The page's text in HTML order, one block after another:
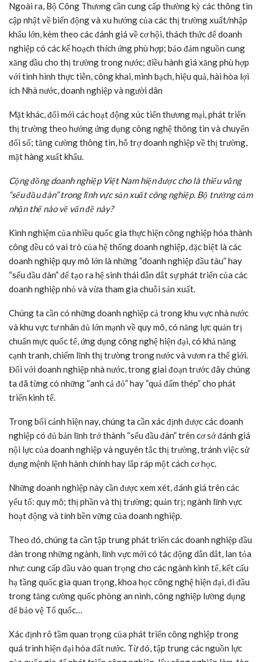
Ngoài ra, Bộ Công Thương cần cung cấp thường kỳ các thông tin
cập nhật về biến động và xu hướng của các thị trường xuất/nhập
khẩu lớn, kèm theo các đánh giá về cơ hội, thách thức để doanh
nghiệp có các kế hoạch thích ứng phù hợp; bảo đảm nguồn cung
xăng dầu cho thị trường trong nước; điều hành giá xăng phù hợp
với tình hình thực tiễn, công khai, minh bạch, hiệu quả, hài hòa lợi
ích Nhà nước, doanh nghiệp và người dân
Mặt khác, đổi mới các hoạt động xúc tiến thương mại, phát triển
thị trường theo hướng ứng dụng công nghệ thông tin và chuyển
đổi số; tăng cường thông tin, hỗ trợ doanh nghiệp về thị trường,
mặt hàng xuất khẩu.
Cộng đồng doanh nghiệp Việt Nam hiện được cho là thiếu vắng
“sếu đầu đàn” trong lĩnh vực sản xuất công nghiệp. Bộ trưởng cảm
nhận thế nào về vấn đề này?
Kinh nghiệm của nhiều quốc gia thực hiện công nghiệp hóa thành
công đều có vai trò của hệ thống doanh nghiệp, đặc biệt là các
doanh nghiệp quy mô lớn là những “doanh nghiệp đầu tàu” hay
“sếu đầu đàn” để tạo ra hệ sinh thái dẫn dắt sự phát triển của các
doanh nghiệp nhỏ và vừa tham gia chuỗi sản xuất.
Chúng ta cần có những doanh nghiệp cả trong khu vực nhà nước
và khu vực tư nhân đủ lớn mạnh về quy mô, có năng lực quản trị
chuẩn mực quốc tế, ứng dụng công nghệ hiện đại, có khả năng
cạnh tranh, chiếm lĩnh thị trường trong nước và vươn ra thế giới.
Đối với doanh nghiệp nhà nước, trong giai đoạn trước đây chúng
ta đã từng có những “anh cả đỏ” hay “quả đấm thép” cho phát
triển kinh tế.
Trong bối cảnh hiện nay, chúng ta cần xác định được các doanh
nghiệp có đủ bản lĩnh trở thành “sếu đầu đàn” trên cơ sở đánh giá
nội lực của doanh nghiệp và nguyên tắc thị trường, tránh việc sử
dụng mệnh lệnh hành chính hay lắp ráp một cách cơ học.
Những doanh nghiệp này cần được xem xét, đánh giá trên các
yếu tố: quy mô; thị phần và thị trường; quản trị; ngành lĩnh vực
hoạt động và tính bền vững của doanh nghiệp.
Theo đó, chúng ta cần tập trung phát triển các doanh nghiệp đầu
đàn trong những ngành, lĩnh vực mới có tác động dẫn dắt, lan tỏa
như: cung cấp đầu vào quan trọng cho các ngành kinh tế, kết cấu
hạ tầng quốc gia quan trọng, khoa học công nghệ hiện đại, đi đầu
trong tăng cường quốc phòng an ninh, công nghiệp lưỡng dụng
để bảo vệ Tổ quốc…
Xác định rõ tầm quan trọng của phát triển công nghiệp trong
quá trình hiện đại hóa đất nước. Từ đó, tập trung các nguồn lực